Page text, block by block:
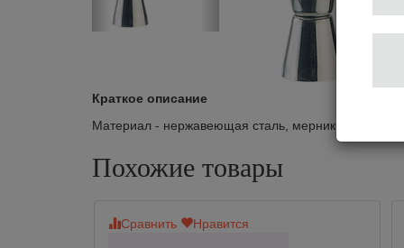
Краткое описание
Материал - нержавеющая сталь, мерник с одной
Похожие товары
Сравнить Нравится